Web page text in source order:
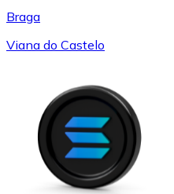
Braga
Viana do Castelo